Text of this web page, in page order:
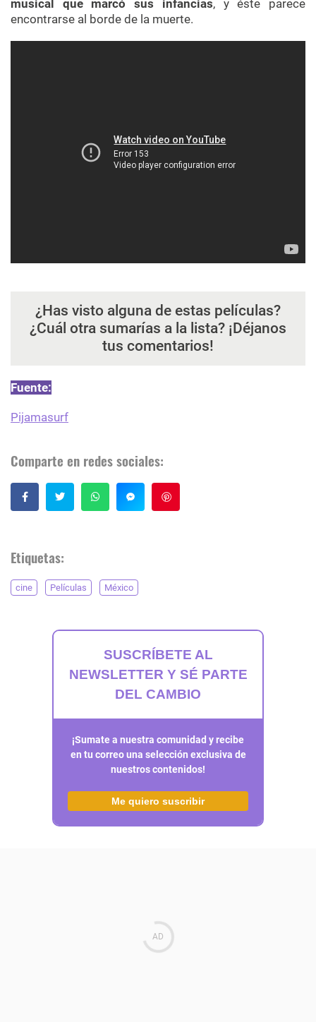
musical que marcó sus infancias, y éste parece
encontrarse al borde de la muerte.
¿Has visto alguna de estas películas?
¿Cuál otra sumarías a la lista? ¡Déjanos
tus comentarios!
Fuente:
Pijamasurf
Comparte en redes sociales:
Etiquetas:
cine Películas México
SUSCRÍBETE AL
NEWSLETTER Y SÉ PARTE
DEL CAMBIO
¡Sumate a nuestra comunidad y recibe
en tu correo una selección exclusiva de
nuestros contenidos!
Me quiero suscribir